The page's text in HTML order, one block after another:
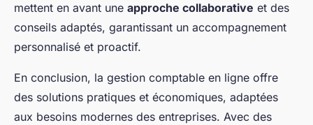
mettent en avant une approche collaborative et des
conseils adaptés, garantissant un accompagnement
personnalisé et proactif.
En conclusion, la gestion comptable en ligne offre
des solutions pratiques et économiques, adaptées
aux besoins modernes des entreprises. Avec des